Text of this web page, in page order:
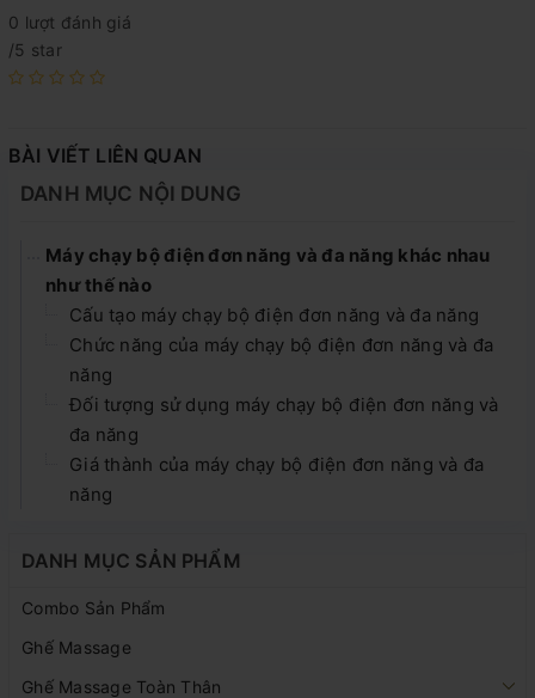
0 lượt đánh giá
/5 star
BÀI VIẾT LIÊN QUAN
DANH MỤC NỘI DUNG
Máy chạy bộ điện đơn năng và đa năng khác nhau
như thế nào
Cấu tạo máy chạy bộ điện đơn năng và đa năng
Chức năng của máy chạy bộ điện đơn năng và đa
năng
Đối tượng sử dụng máy chạy bộ điện đơn năng và
đa năng
Giá thành của máy chạy bộ điện đơn năng và đa
năng
DANH MỤC SẢN PHẨM
Combo Sản Phẩm
Ghế Massage
Ghế Massage Toàn Thân